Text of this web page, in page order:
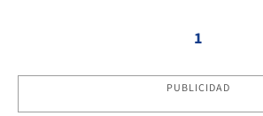
1
PUBLICIDAD